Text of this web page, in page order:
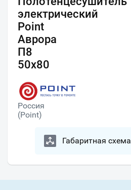
электрический
Point
Аврора
П8
50x80
Россия
(Point)
Габаритная схема